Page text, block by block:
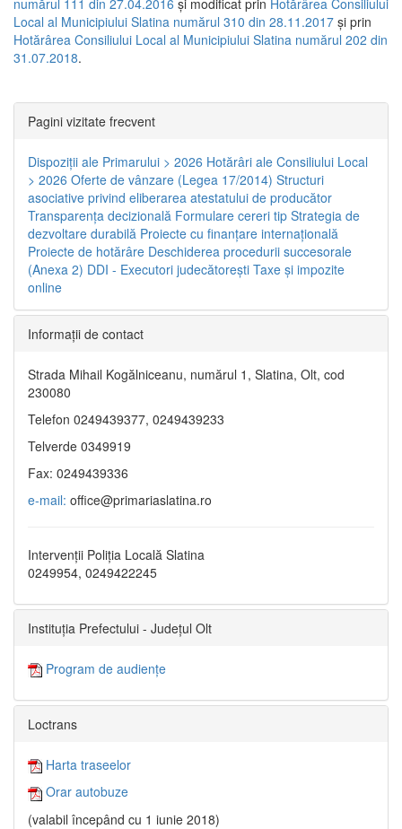
Local al Municipiului Slatina numărul 310 din 28.11.2017 și prin
Hotărârea Consiliului Local al Municipiului Slatina numărul 202 din
31.07.2018.
Pagini vizitate frecvent
Dispoziţii ale Primarului > 2026 Hotărâri ale Consiliului Local
> 2026 Oferte de vânzare (Legea 17/2014) Structuri
asociative privind eliberarea atestatului de producător
Transparenţa decizională Formulare cereri tip Strategia de
dezvoltare durabilă Proiecte cu finanţare internaţională
Proiecte de hotărâre Deschiderea procedurii succesorale
(Anexa 2) DDI - Executori judecătorești Taxe şi impozite
online
Informaţii de contact
Strada Mihail Kogălniceanu, numărul 1, Slatina, Olt, cod
230080
Telefon 0249439377, 0249439233
Telverde 0349919
Fax: 0249439336
e-mail: office@primariaslatina.ro
Intervenții Poliția Locală Slatina
0249954, 0249422245
Instituția Prefectului - Județul Olt
Program de audiențe
Loctrans
Harta traseelor
Orar autobuze
(valabil începând cu 1 iunie 2018)